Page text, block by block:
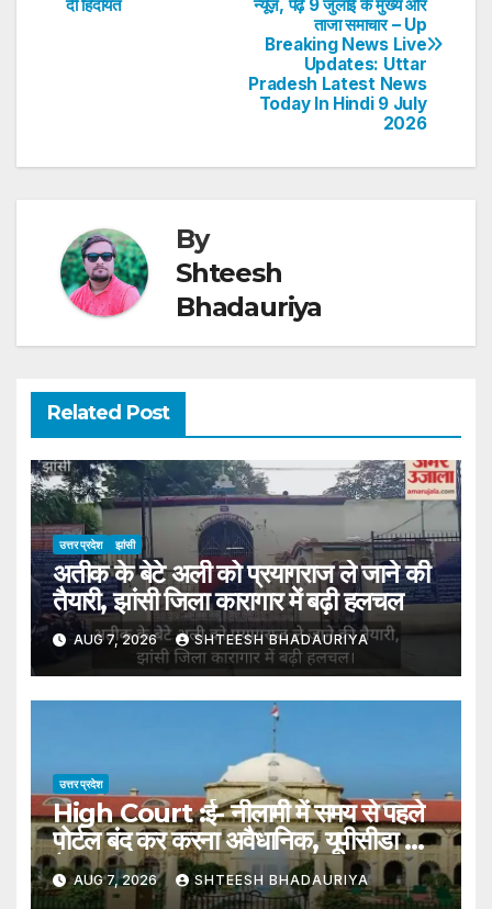
navigation
न्यूज़, पढ़ें 9 जुलाई के मुख्य और
ताजा समाचार – Up
Breaking News Live
Updates: Uttar
Pradesh Latest News
Today In Hindi 9 July
2026
दी हिदायत
By
Shteesh
Bhadauriya
Related Post
उत्तर प्रदेश झांसी
अतीक के बेटे अली को प्रयागराज ले जाने की
तैयारी, झांसी जिला कारागार में बढ़ी हलचल
AUG 7, 2026 SHTEESH BHADAURIYA
उत्तर प्रदेश
High Court :ई- नीलामी में समय से पहले
पोर्टल बंद कर करना अवैधानिक, यूपीसीडा का
फैसला रद्द – High Court: Closing
The Portal Prematurely
AUG 7, 2026 SHTEESH BHADAURIYA